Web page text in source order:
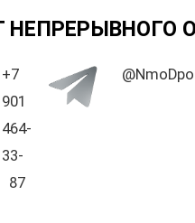
НЕПРЕРЫВНОГО
+7
901
464-
33-
87